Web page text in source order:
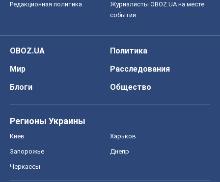
Редакционная политика
Журналисты OBOZ.UA на месте
событий
OBOZ.UA
Политика
Мир
Расследования
Блоги
Общество
Регионы Украины
Киев Харьков
Запорожье Днепр
Черкассы